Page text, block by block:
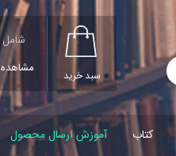
سبد خرید
شامل
مشاهده
کتاب آموزش ارسال محصول